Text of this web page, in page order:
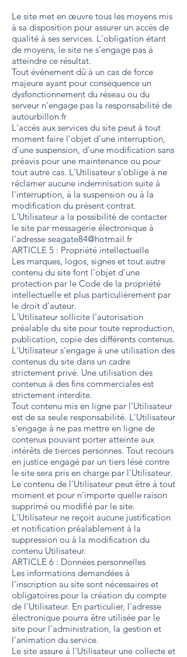
Le site met en œuvre tous les moyens mis
à sa disposition pour assurer un accès de
qualité à ses services. L'obligation étant
de moyens, le site ne s'engage pas à
atteindre ce résultat.
Tout événement dû à un cas de force
majeure ayant pour conséquence un
dysfonctionnement du réseau ou du
serveur n'engage pas la responsabilité de
autourbillon.fr
L'accès aux services du site peut à tout
moment faire l'objet d'une interruption,
d'une suspension, d'une modification sans
préavis pour une maintenance ou pour
tout autre cas. L'Utilisateur s'oblige à ne
réclamer aucune indemnisation suite à
l'interruption, à la suspension ou à la
modification du présent contrat.
L'Utilisateur a la possibilité de contacter
le site par messagerie électronique à
l’adresse seagate84@hotmail.fr
ARTICLE 5 : Propriété intellectuelle
Les marques, logos, signes et tout autre
contenu du site font l'objet d'une
protection par le Code de la propriété
intellectuelle et plus particulièrement par
le droit d'auteur.
L'Utilisateur sollicite l'autorisation
préalable du site pour toute reproduction,
publication, copie des différents contenus.
L'Utilisateur s'engage à une utilisation des
contenus du site dans un cadre
strictement privé. Une utilisation des
contenus à des fins commerciales est
strictement interdite.
Tout contenu mis en ligne par l'Utilisateur
est de sa seule responsabilité. L'Utilisateur
s'engage à ne pas mettre en ligne de
contenus pouvant porter atteinte aux
intérêts de tierces personnes. Tout recours
en justice engagé par un tiers lésé contre
le site sera pris en charge par l'Utilisateur.
Le contenu de l'Utilisateur peut être à tout
moment et pour n'importe quelle raison
supprimé ou modifié par le site.
L'Utilisateur ne reçoit aucune justification
et notification préalablement à la
suppression ou à la modification du
contenu Utilisateur.
ARTICLE 6 : Données personnelles
Les informations demandées à
l’inscription au site sont nécessaires et
obligatoires pour la création du compte
de l'Utilisateur. En particulier, l'adresse
électronique pourra être utilisée par le
site pour l'administration, la gestion et
l'animation du service.
Le site assure à l'Utilisateur une collecte et